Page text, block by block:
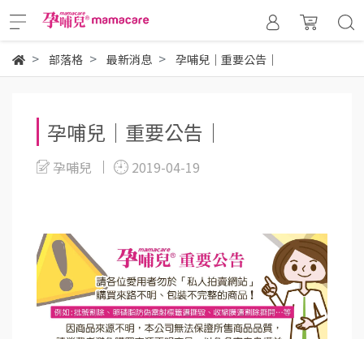
部落格 最新消息 孕哺兒｜重要公告｜
孕哺兒｜重要公告｜
孕哺兒 2019-04-19